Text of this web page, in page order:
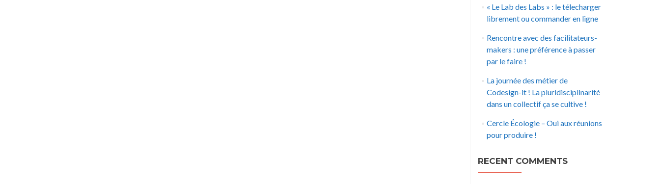
« Le Lab des Labs » : le télecharger
librement ou commander en ligne
Rencontre avec des facilitateurs-
makers : une préférence à passer
par le faire !
La journée des métier de
Codesign-it ! La pluridisciplinarité
dans un collectif ça se cultive !
Cercle Écologie – Oui aux réunions
pour produire !
RECENT COMMENTS